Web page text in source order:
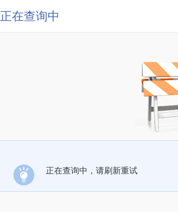
正在查询中
正在查询中，请刷新重试